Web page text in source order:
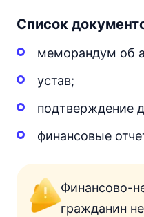
Список
меморандум об
устав;
подтверждение
финансовые
Финансово-
гражданин